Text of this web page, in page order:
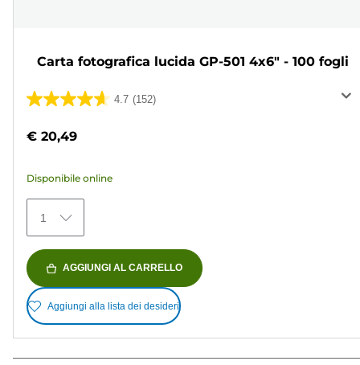
Carta fotografica lucida GP-501 4x6" - 100 fogli
4.7 (152)
4.7
5
152
recensioni
€ 20,49
Disponibile online
1
AGGIUNGI AL CARRELLO
Aggiungi alla lista dei desideri